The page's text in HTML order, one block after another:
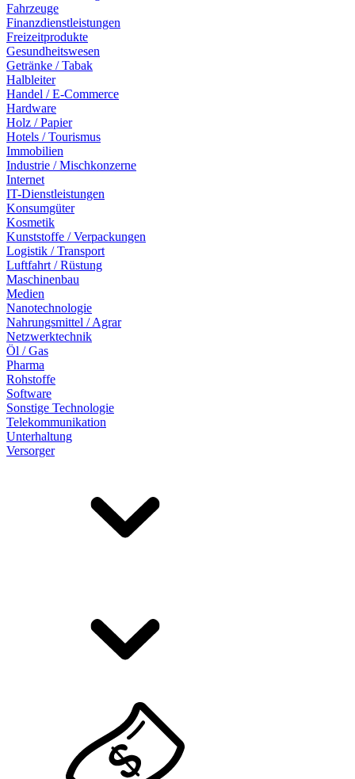
Fahrzeuge
Finanzdienstleistungen
Freizeitprodukte
Gesundheitswesen
Getränke / Tabak
Halbleiter
Handel / E-Commerce
Hardware
Holz / Papier
Hotels / Tourismus
Immobilien
Industrie / Mischkonzerne
Internet
IT-Dienstleistungen
Konsumgüter
Kosmetik
Kunststoffe / Verpackungen
Logistik / Transport
Luftfahrt / Rüstung
Maschinenbau
Medien
Nanotechnologie
Nahrungsmittel / Agrar
Netzwerktechnik
Öl / Gas
Pharma
Rohstoffe
Software
Sonstige Technologie
Telekommunikation
Unterhaltung
Versorger